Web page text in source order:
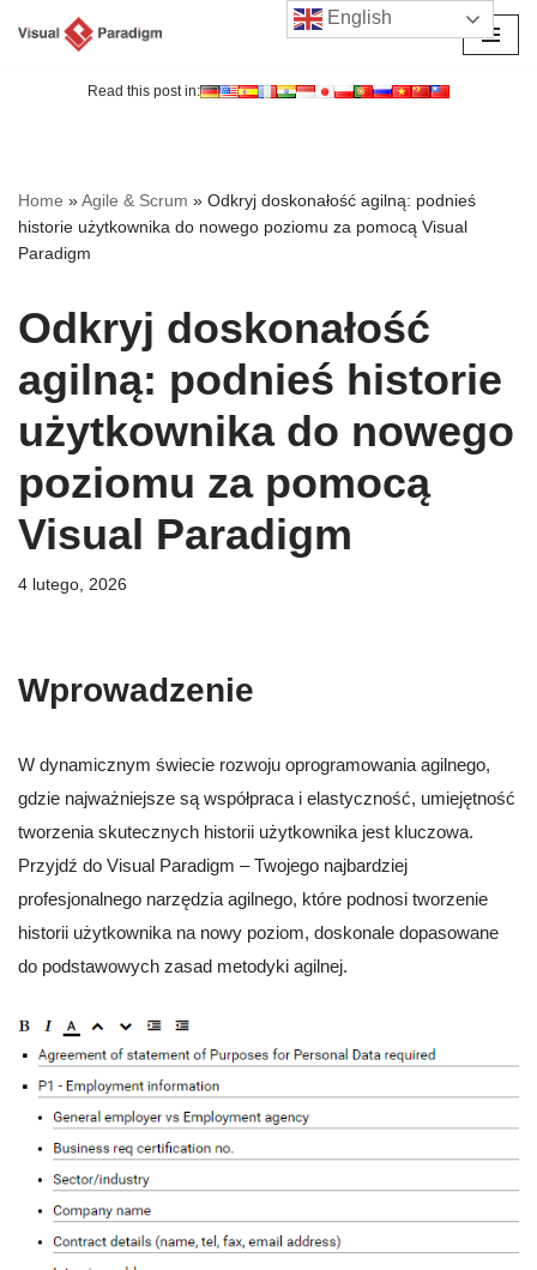
Read this post in:
Home »Agile & Scrum » Odkryj doskonałość agilną: podnieś
historie użytkownika do nowego poziomu za pomocą Visual
Paradigm
Odkryj doskonałość
agilną: podnieś historie
użytkownika do nowego
poziomu za pomocą
Visual Paradigm
4 lutego, 2026
Wprowadzenie
W dynamicznym świecie rozwoju oprogramowania agilnego,
gdzie najważniejsze są współpraca i elastyczność, umiejętność
tworzenia skutecznych historii użytkownika jest kluczowa.
Przyjdź do Visual Paradigm – Twojego najbardziej
profesjonalnego narzędzia agilnego, które podnosi tworzenie
historii użytkownika na nowy poziom, doskonale dopasowane
do podstawowych zasad metodyki agilnej.
English